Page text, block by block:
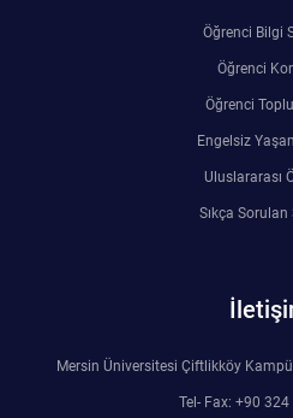
Öğrenci Bilgi
Öğrenci
Öğrenci
Engelsiz
Uluslararası
Sıkça
Mersin Üniversitesi Çiftlikköy
Tel- Fax: +90